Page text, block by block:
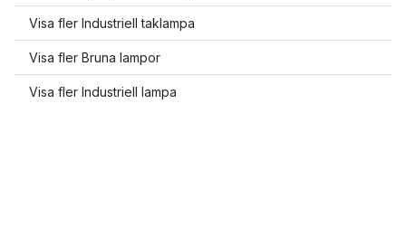
Visa fler Industriell taklampa
Visa fler Bruna lampor
Visa fler Industriell lampa